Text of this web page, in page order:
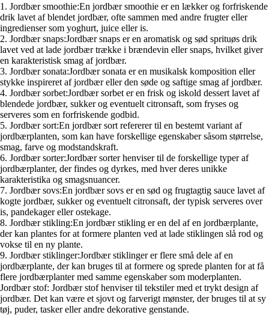
1. Jordbær smoothie:En jordbær smoothie er en lækker og forfriskende
drik lavet af blendet jordbær, ofte sammen med andre frugter eller
ingredienser som yoghurt, juice eller is.
2. Jordbær snaps:Jordbær snaps er en aromatisk og sød sprituøs drik
lavet ved at lade jordbær trække i brændevin eller snaps, hvilket giver
en karakteristisk smag af jordbær.
3. Jordbær sonata:Jordbær sonata er en musikalsk komposition eller
stykke inspireret af jordbær eller den søde og saftige smag af jordbær.
4. Jordbær sorbet:Jordbær sorbet er en frisk og iskold dessert lavet af
blendede jordbær, sukker og eventuelt citronsaft, som fryses og
serveres som en forfriskende godbid.
5. Jordbær sort:En jordbær sort refererer til en bestemt variant af
jordbærplanten, som kan have forskellige egenskaber såsom størrelse,
smag, farve og modstandskraft.
6. Jordbær sorter:Jordbær sorter henviser til de forskellige typer af
jordbærplanter, der findes og dyrkes, med hver deres unikke
karakteristika og smagsnuancer.
7. Jordbær sovs:En jordbær sovs er en sød og frugtagtig sauce lavet af
kogte jordbær, sukker og eventuelt citronsaft, der typisk serveres over
is, pandekager eller ostekage.
8. Jordbær stikling:En jordbær stikling er en del af en jordbærplante,
der kan plantes for at formere planten ved at lade stiklingen slå rod og
vokse til en ny plante.
9. Jordbær stiklinger:Jordbær stiklinger er flere små dele af en
jordbærplante, der kan bruges til at formere og sprede planten for at få
flere jordbærplanter med samme egenskaber som moderplanten.
Jordbær stof: Jordbær stof henviser til tekstiler med et trykt design af
jordbær. Det kan være et sjovt og farverigt mønster, der bruges til at sy
tøj, puder, tasker eller andre dekorative genstande.